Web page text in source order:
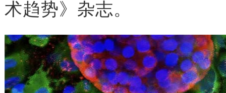
术趋势》杂志。